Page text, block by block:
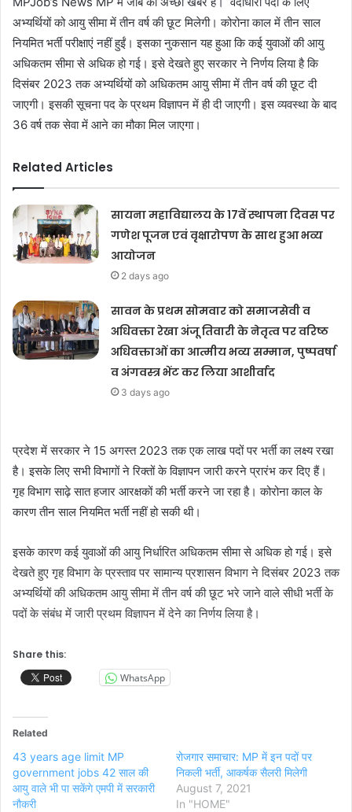
अभ्यर्थियों को आयु सीमा में तीन वर्ष की छूट मिलेगी। कोरोना काल में तीन साल
नियमित भर्ती परीक्षाएं नहीं हुईं। इसका नुकसान यह हुआ कि कई युवाओं की आयु
अधिकतम सीमा से अधिक हो गई। इसे देखते हुए सरकार ने निर्णय लिया है कि
दिसंबर 2023 तक अभ्यर्थियों को अधिकतम आयु सीमा में तीन वर्ष की छूट दी
जाएगी। इसकी सूचना पद के प्रथम विज्ञापन में ही दी जाएगी। इस व्यवस्था के बाद
36 वर्ष तक सेवा में आने का मौका मिल जाएगा।
Related Articles
सायना महाविद्यालय के 17वें स्थापना दिवस पर
गणेश पूजन एवं वृक्षारोपण के साथ हुआ भव्य
आयोजन
2 days ago
सावन के प्रथम सोमवार को समाजसेवी व
अधिवक्ता रेखा अंजू तिवारी के नेतृत्व पर वरिष्ठ
अधिवक्ताओं का आत्मीय भव्य सम्मान, पुष्पवर्षा
व अंगवस्त्र भेंट कर लिया आशीर्वाद
3 days ago
प्रदेश में सरकार ने 15 अगस्त 2023 तक एक लाख पदों पर भर्ती का लक्ष्य रखा
है। इसके लिए सभी विभागों ने रिक्तों के विज्ञापन जारी करने प्रारंभ कर दिए हैं।
गृह विभाग साढ़े सात हजार आरक्षकों की भर्ती करने जा रहा है। कोरोना काल के
कारण तीन साल नियमित भर्ती नहीं हो सकी थी।
इसके कारण कई युवाओं की आयु निर्धारित अधिकतम सीमा से अधिक हो गई। इसे
देखते हुए गृह विभाग के प्रस्ताव पर सामान्य प्रशासन विभाग ने दिसंबर 2023 तक
अभ्यर्थियों की अधिकतम आयु सीमा में तीन वर्ष की छूट भरे जाने वाले सीधी भर्ती के
पदों के संबंध में जारी प्रथम विज्ञापन में देने का निर्णय लिया है।
Share this:
WhatsApp
Related
43 years age limit MP
government jobs 42 साल की
आयु वाले भी पा सकेंगे एमपी में सरकारी
नौकरी
रोजगार समाचार: MP में इन पदों पर
निकली भर्ती, आकर्षक सैलरी मिलेगी
August 7, 2021
In "HOME"